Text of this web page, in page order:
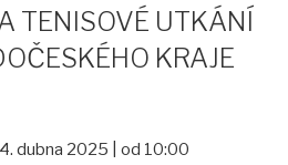
TENISOVÉ UTKÁNÍ
KRAJE
dubna 2025 | od 10:00